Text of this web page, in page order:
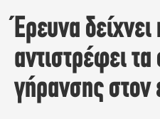
Έρευνα
αντιστρέφει
γήρανσης